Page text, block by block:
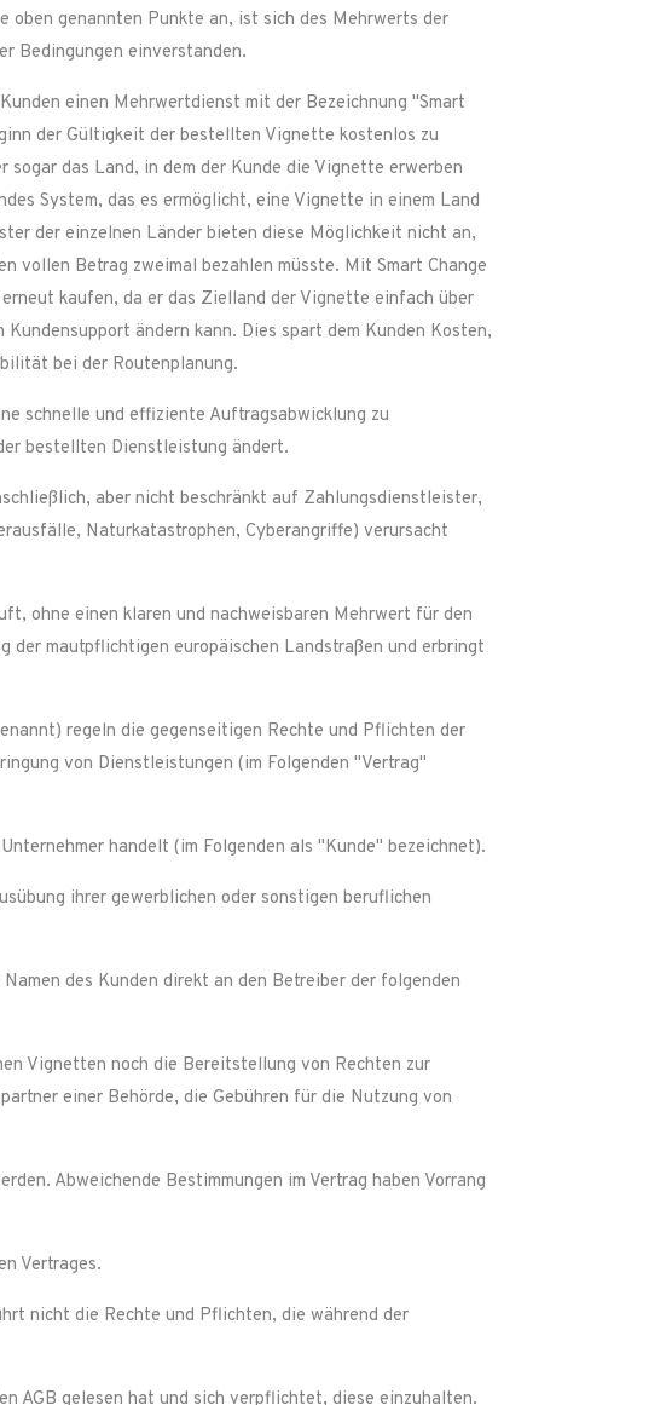
genannten Punkte an, ist sich des Mehrwerts der
Bedingungen einverstanden.
einen Mehrwertdienst mit der Bezeichnung "Smart
der Gültigkeit der bestellten Vignette kostenlos zu
das Land, in dem der Kunde die Vignette erwerben
System, das es ermöglicht, eine Vignette in einem Land
der einzelnen Länder bieten diese Möglichkeit nicht an,
vollen Betrag zweimal bezahlen müsste. Mit Smart Change
kaufen, da er das Zielland der Vignette einfach über
ändern kann. Dies spart dem Kunden Kosten,
bei der Routenplanung.
schnelle und effiziente Auftragsabwicklung zu
bestellten Dienstleistung ändert.
aber nicht beschränkt auf Zahlungsdienstleister,
Naturkatastrophen, Cyberangriffe) verursacht
ohne einen klaren und nachweisbaren Mehrwert für den
der mautpflichtigen europäischen Landstraßen und erbringt
regeln die gegenseitigen Rechte und Pflichten der
von Dienstleistungen (im Folgenden "Vertrag"
handelt (im Folgenden als "Kunde" bezeichnet).
ihrer gewerblichen oder sonstigen beruflichen
des Kunden direkt an den Betreiber der folgenden
Vignetten noch die Bereitstellung von Rechten zur
einer Behörde, die Gebühren für die Nutzung von
Abweichende Bestimmungen im Vertrag haben Vorrang
Vertrages.
nicht die Rechte und Pflichten, die während der
AGB gelesen hat und sich verpflichtet, diese einzuhalten.